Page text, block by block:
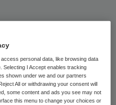
heeft
veroordeeld
ontucht met een
in Valkenburg, vorig
ging naar een
personal data, like browsing data
Selecting I Accept enables tracking
shown under we and our partners
All or withdrawing your consent will
some content and ads you see may not
this menu to change your choices or